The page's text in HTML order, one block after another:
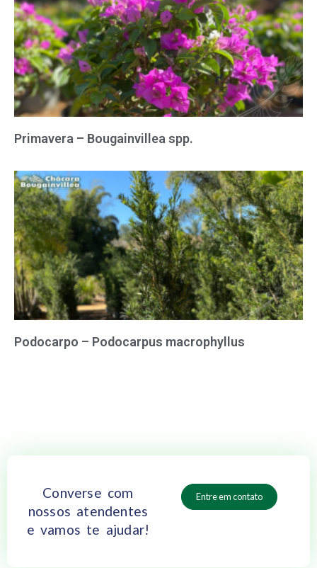
Primavera – Bougainvillea spp.
Podocarpo – Podocarpus macrophyllus
Converse com
nossos atendentes
e vamos te ajudar!
Entre em contato